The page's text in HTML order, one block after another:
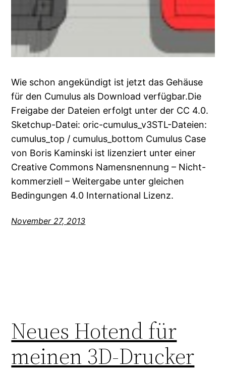
Wie schon angekündigt ist jetzt das Gehäuse
für den Cumulus als Download verfügbar.Die
Freigabe der Dateien erfolgt unter der CC 4.0.
Sketchup-Datei: oric-cumulus_v3STL-Dateien:
cumulus_top / cumulus_bottom Cumulus Case
von Boris Kaminski ist lizenziert unter einer
Creative Commons Namensnennung – Nicht-
kommerziell – Weitergabe unter gleichen
Bedingungen 4.0 International Lizenz.
November 27, 2013
Neues Hotend für
meinen 3D-Drucker